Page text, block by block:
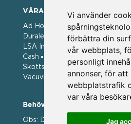
Vi använder
förbättra din
vår webbplats,
personligt
annonser, för att
webbplatstrafik
var våra
Jag
VÅRA VARUMÄRKEN
Ad Hoc ▪ Bialetti ▪ Cole & Mason
Duralex ▪ Forged ▪ G3 Ferrari ▪
LSA International ▪ Laguiole
Cash ▪ Pintinox ▪ Plate-it ▪ Price
Skottsberg ▪ Scandinavian Home
Vacuvin ▪ Viners ▪ Zack ▪ Zyliss
Behöver du hjälp att beställa?
Obs: Detta är en webshop